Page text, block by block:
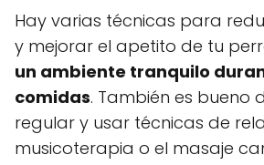
Hay varias técnicas para
y mejorar el apetito de tu
un ambiente tranquilo
comidas. También es bueno
regular y usar técnicas de
musicoterapia o el masaje